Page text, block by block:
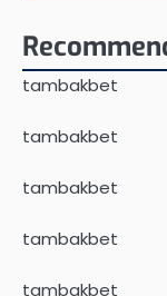
tambakbet
tambakbet
tambakbet
tambakbet
tambakbet